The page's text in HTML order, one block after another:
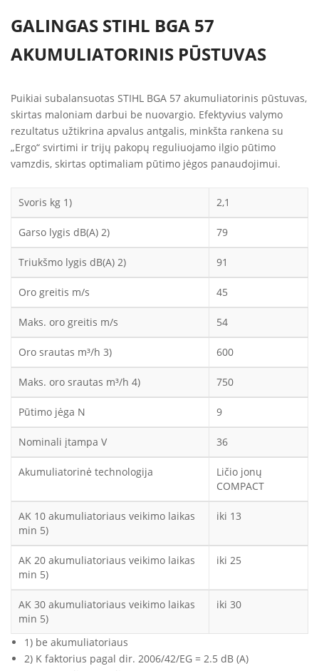
GALINGAS STIHL BGA 57
AKUMULIATORINIS PŪSTUVAS
Puikiai subalansuotas STIHL BGA 57 akumuliatorinis pūstuvas,
skirtas maloniam darbui be nuovargio. Efektyvius valymo
rezultatus užtikrina apvalus antgalis, minkšta rankena su
„Ergo“ svirtimi ir trijų pakopų reguliuojamo ilgio pūtimo
vamzdis, skirtas optimaliam pūtimo jėgos panaudojimui.
Svoris kg 1) 2,1
Garso lygis dB(A) 2) 79
Triukšmo lygis dB(A) 2) 91
Oro greitis m/s 45
Maks. oro greitis m/s 54
Oro srautas m³/h 3) 600
Maks. oro srautas m³/h 4) 750
Pūtimo jėga N 9
Nominali įtampa V 36
Akumuliatorinė technologija
Ličio jonų
COMPACT
AK 10 akumuliatoriaus veikimo laikas
min 5)
iki 13
AK 20 akumuliatoriaus veikimo laikas
min 5)
iki 25
AK 30 akumuliatoriaus veikimo laikas
min 5)
iki 30
1) be akumuliatoriaus
2) K faktorius pagal dir. 2006/42/EG = 2.5 dB (A)